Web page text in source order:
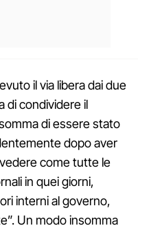
il via libera dai due
di condividere il
di essere stato
dopo aver
come tutte le
in quei giorni,
interni al governo,
Un modo insomma